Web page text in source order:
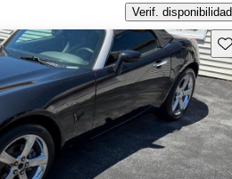
Verif. disponibilidad